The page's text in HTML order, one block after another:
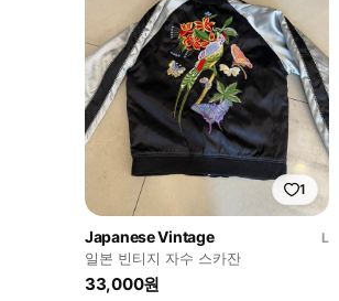
1
Japanese Vintage
L
일본 빈티지 자수 스카잔
33,000원